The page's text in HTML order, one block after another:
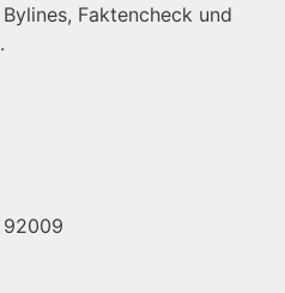
Faktencheck und
92009